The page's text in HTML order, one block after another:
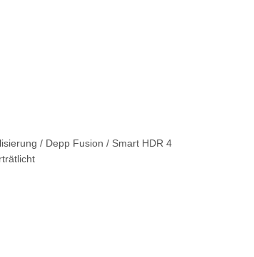
/ Depp Fusion / Smart HDR 4